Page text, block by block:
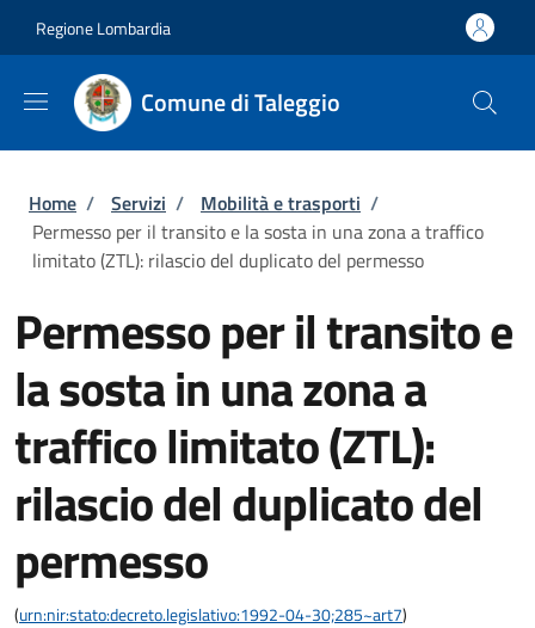
Regione Lombardia
Comune di Taleggio
Briciole di pane
Home / Servizi / Mobilità e trasporti /
Permesso per il transito e la sosta in una zona a traffico
limitato (ZTL): rilascio del duplicato del permesso
Permesso per il transito e
la sosta in una zona a
traffico limitato (ZTL):
rilascio del duplicato del
permesso
(urn:nir:stato:decreto.legislativo:1992-04-30;285~art7)